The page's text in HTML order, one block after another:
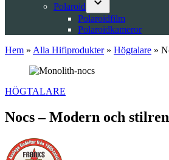
Polaroid
Open
dropdown
menu
Polaroidfilm
Polaroidkameror
Hem » Alla Hifiprodukter» Högtalare »
POSTED
HÖGTALARE
Nocs – Modern och